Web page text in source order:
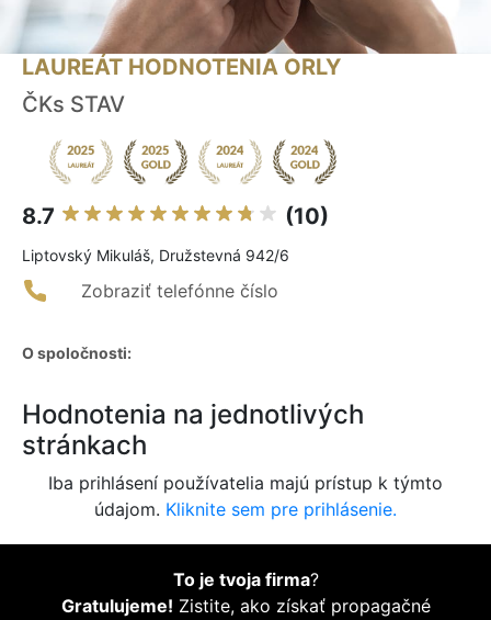
LAUREÁT HODNOTENIA ORLY
ČKs STAV
8.7 (10)
Liptovský Mikuláš, Družstevná 942/6
Zobraziť telefónne číslo
O spoločnosti:
Hodnotenia na jednotlivých
stránkach
Iba prihlásení používatelia majú prístup k týmto
údajom. Kliknite sem pre prihlásenie.
To je tvoja firma?
Gratulujeme! Zistite, ako získať propagačné